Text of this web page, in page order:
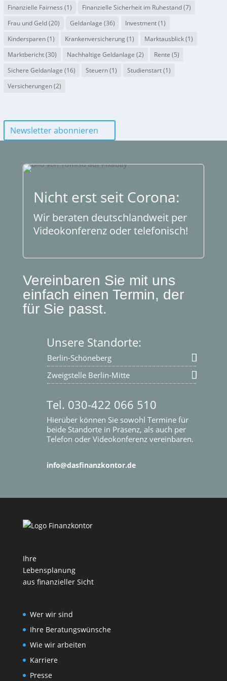
Finanzielle Fairness (1) Finanzielle Sicherheit im Ruhestand(7)
Frau und Geld(20) Geldanlage (36) Investment(1)
Kindersparen(1) Krankenversicherung(1) Marktausblick(1)
Marktbericht(30) Nachhaltige Geldanlage (2) Rente (5)
Sichere Geldanlage (16) Steuern(1) Studienstart(1)
Versicherungen(2)
Newsletter abonnieren
Nicht erst seit Corona:
Wir beraten deutschlandweit per
Videokonferenz oder telefonisch!
Vereinbaren Sie mit uns
einfach einen Termin, der
für Sie passt.
Unsere Standorte:
Berlin-Schöneberg
Zweigstelle Berlin-Mitte
Tel. 030-422 066 510
Hierüber können Sie sowohl Termine für
beide Standorte in Präsenz, als auch per
Telefon oder Videokonferenz vereinbaren.
info@dasfinanzkontor.de
Ihre
Lebensplanung
aus finanzieller Sicht
Wer wir sind
Ihre Beratungswünsche
Wie wir arbeiten
Karriere
Presse